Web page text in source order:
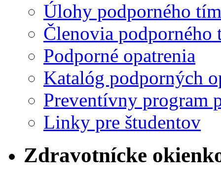
Úlohy podporného
Členovia podporného
Podporné opatrenia
Katalóg podporných
Preventívny program
Linky pre študentov
Zdravotnícke